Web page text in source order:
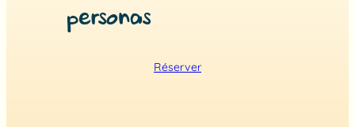
personas
Réserver